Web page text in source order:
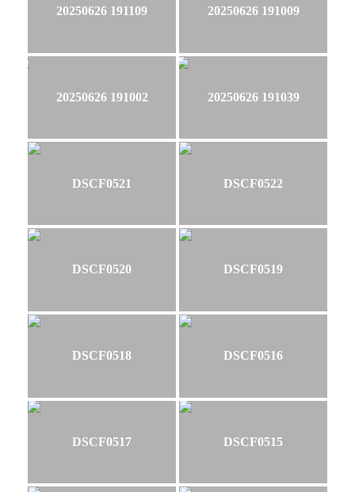
20250626 191109 20250626 191009
20250626 191002 20250626 191039
DSCF0521 DSCF0522
DSCF0520 DSCF0519
DSCF0518 DSCF0516
DSCF0517 DSCF0515